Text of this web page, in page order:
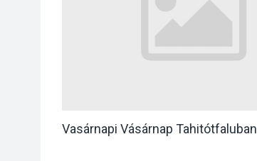
Vasárnapi Vásárnap Tahitótfaluban